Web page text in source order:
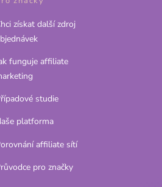
získat další zdroj
funguje affiliate
studie
platforma
affiliate sítí
pro značky